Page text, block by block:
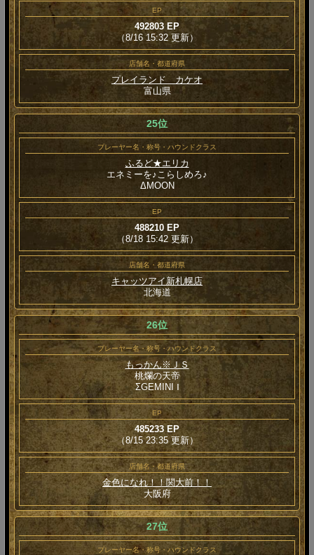
EP
492803 EP
（8/16 15:32 更新）
店舗名・都道府県
プレイランド カケオ
富山県
25位
プレーヤー名・称号・ハウンドクラス
ふるど★エリカ
エネミーを♪こらしめろ♪
ΔMOON
EP
488210 EP
（8/18 15:42 更新）
店舗名・都道府県
キャッツアイ新札幌店
北海道
26位
プレーヤー名・称号・ハウンドクラス
もっかん※ＪＳ
桃爛の天帝
ΣGEMINI Ⅰ
EP
485233 EP
（8/15 23:35 更新）
店舗名・都道府県
金色になれ！！関大前！！
大阪府
27位
プレーヤー名・称号・ハウンドクラス